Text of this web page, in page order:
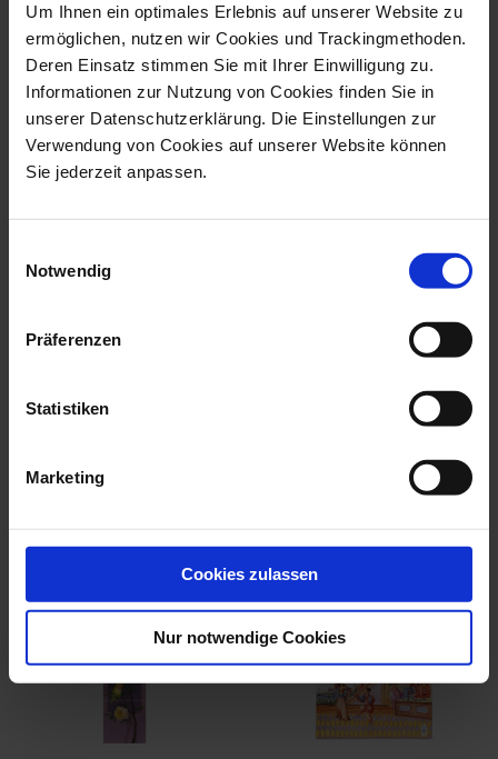
Um Ihnen ein optimales Erlebnis auf unserer Website zu
ermöglichen, nutzen wir Cookies und Trackingmethoden.
Deren Einsatz stimmen Sie mit Ihrer Einwilligung zu.
Informationen zur Nutzung von Cookies finden Sie in
unserer Datenschutzerklärung. Die Einstellungen zur
Verwendung von Cookies auf unserer Website können
Sie jederzeit anpassen.
Notwendig
Präferenzen
Statistiken
Marketing
Cookies zulassen
Nur notwendige Cookies